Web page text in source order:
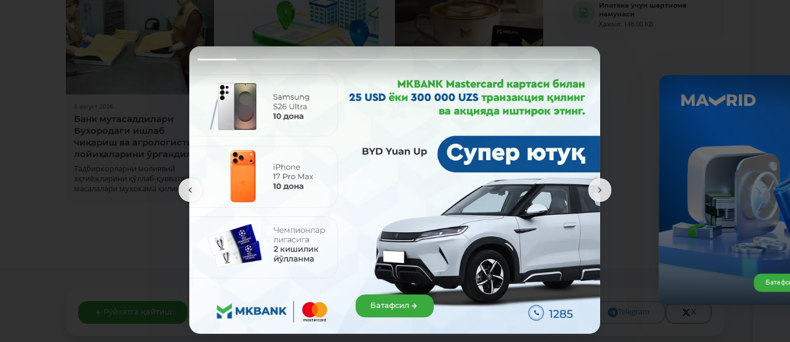
5 август 2026
Банк мутасаддилари
Бухородаги ишлаб
чиқариш ва агрологистика
лойиҳаларини ўргандилар
Тадбиркорларни молиявий
эҳтиёжларини қўллаб-қувватлаш
масалалари муҳокама қилинди
31 июл 2026
Дам олиш кунлари ҳам
ишлаймиз!
кунлари айрим навбатчи банк
офислари ва хизмат кўрсатиш
марказлари ишлайди.
Севимли ресторанингизда
кутмоқда!
Uzcard Sherdor картасини МКБАНК
офисларида расмийлаштиринг
Ипотека учун шартнома
намунаси
Ҳажми: 148.00 KB
Рўйхатга қайтиш Facebook Telegram X
Батафсил